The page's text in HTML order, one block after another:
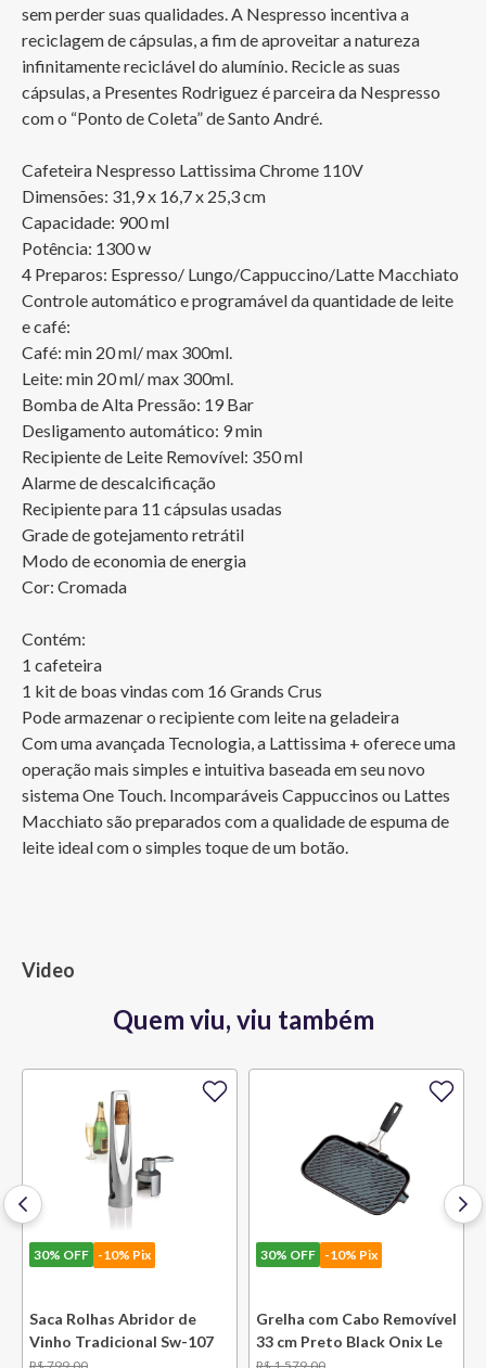
sem perder suas qualidades. A Nespresso incentiva a
reciclagem de cápsulas, a fim de aproveitar a natureza
infinitamente reciclável do alumínio. Recicle as suas
cápsulas, a Presentes Rodriguez é parceira da Nespresso
com o “Ponto de Coleta” de Santo André.
Cafeteira Nespresso Lattissima Chrome 110V
Dimensões: 31,9 x 16,7 x 25,3 cm
Capacidade: 900 ml
Potência: 1300 w
4 Preparos: Espresso/ Lungo/Cappuccino/Latte Macchiato
Controle automático e programável da quantidade de leite
e café:
Café: min 20 ml/ max 300ml.
Leite: min 20 ml/ max 300ml.
Bomba de Alta Pressão: 19 Bar
Desligamento automático: 9 min
Recipiente de Leite Removível: 350 ml
Alarme de descalcificação
Recipiente para 11 cápsulas usadas
Grade de gotejamento retrátil
Modo de economia de energia
Cor: Cromada
Contém:
1 cafeteira
1 kit de boas vindas com 16 Grands Crus
Pode armazenar o recipiente com leite na geladeira
Com uma avançada Tecnologia, a Lattissima + oferece uma
operação mais simples e intuitiva baseada em seu novo
sistema One Touch. Incomparáveis Cappuccinos ou Lattes
Macchiato são preparados com a qualidade de espuma de
leite ideal com o simples toque de um botão.
Video
Quem viu, viu também
30% OFF -10% Pix
Saca Rolhas Abridor de
Vinho Tradicional Sw-107
30% OFF -10% Pix
Grelha com Cabo Removível
33 cm Preto Black Onix Le